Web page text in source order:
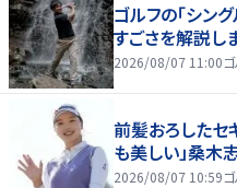
ゴルフの「シン
すごさを解説し
2026/08/07 11:00
前髪おろしたセ
も美しい」桑木
2026/08/07 10:59